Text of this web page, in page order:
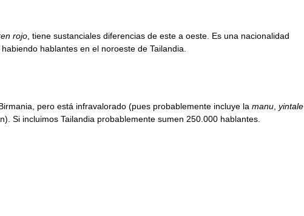
rojo , tiene sustanciales diferencias de este a oeste. Es una nacionalidad
hablantes en el noroeste de Tailandia.
pero está infravalorado (pues probablemente incluye la manu yintale
Si incluimos Tailandia probablemente sumen 250.000 hablantes.